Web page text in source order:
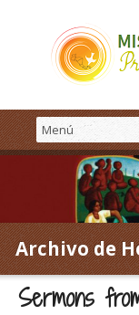
Archivo de
Sermons